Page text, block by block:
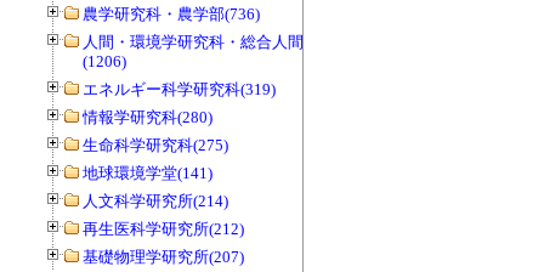
農学研究科・農学部(736)
人間・環境学研究科・総合人間学部
(1206)
エネルギー科学研究科(319)
情報学研究科(280)
生命科学研究科(275)
地球環境学堂(141)
人文科学研究所(214)
再生医科学研究所(212)
基礎物理学研究所(207)